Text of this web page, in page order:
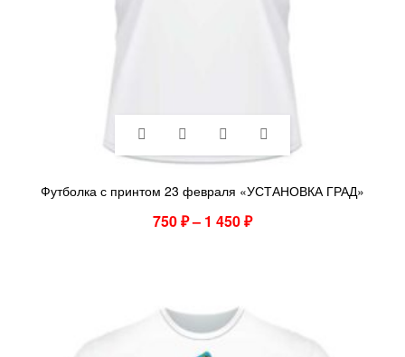
Футболка с принтом 23 февраля «УСТАНОВКА ГРАД»
750₽– 1 450₽